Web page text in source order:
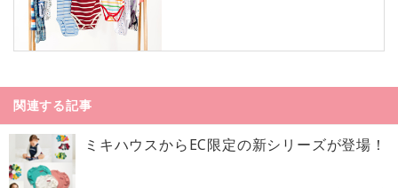
関連する記事
ミキハウスからEC限定の新シリーズが登場！